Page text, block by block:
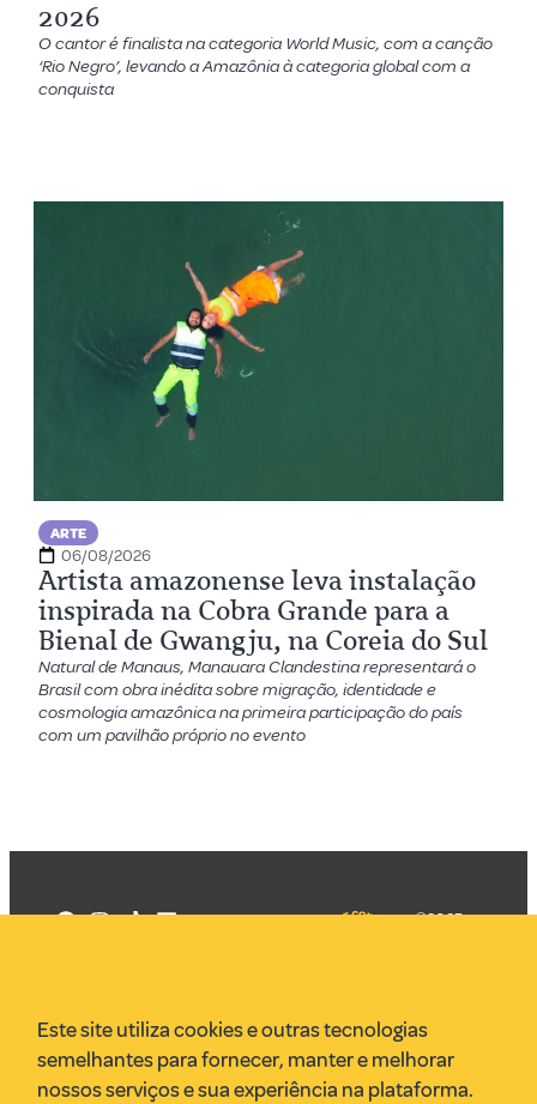
2026
O cantor é finalista na categoria World Music, com a canção
‘Rio Negro’, levando a Amazônia à categoria global com a
conquista
ARTE
06/08/2026
Artista amazonense leva instalação
inspirada na Cobra Grande para a
Bienal de Gwangju, na Coreia do Sul
Natural de Manaus, Manauara Clandestina representará o
Brasil com obra inédita sobre migração, identidade e
cosmologia amazônica na primeira participação do país
com um pavilhão próprio no evento
VR Assessoria
Parcerias
©2025
Este site utiliza cookies e outras tecnologias
semelhantes para fornecer, manter e melhorar
nossos serviços e sua experiência na plataforma.